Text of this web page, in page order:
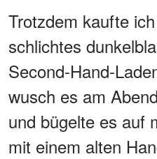
Trotzdem kaufte
schlichtes
Second-Hand-
wusch es am
und bügelte es auf
mit einem alten